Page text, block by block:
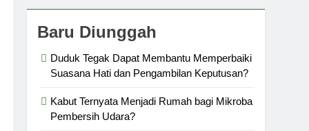
Baru Diunggah
Duduk Tegak Dapat Membantu Memperbaiki
Suasana Hati dan Pengambilan Keputusan?
Kabut Ternyata Menjadi Rumah bagi Mikroba
Pembersih Udara?